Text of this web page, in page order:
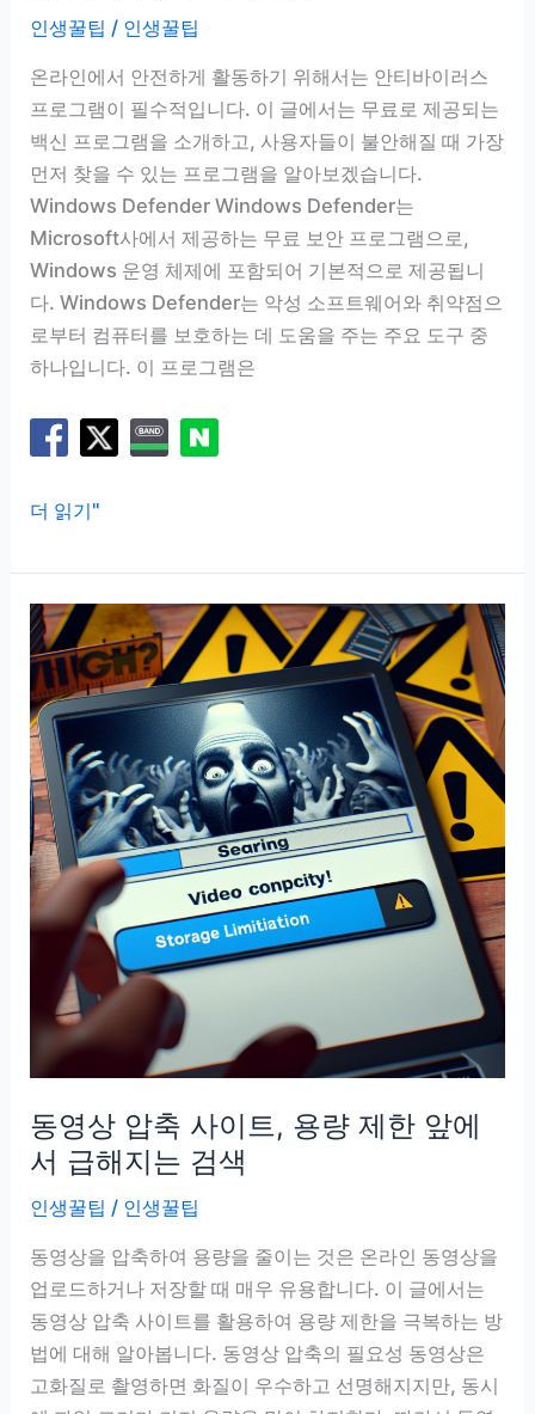
인생꿀팁 / 인생꿀팁
온라인에서 안전하게 활동하기 위해서는 안티바이러스
프로그램이 필수적입니다. 이 글에서는 무료로 제공되는
백신 프로그램을 소개하고, 사용자들이 불안해질 때 가장
먼저 찾을 수 있는 프로그램을 알아보겠습니다.
Windows Defender Windows Defender는
Microsoft사에서 제공하는 무료 보안 프로그램으로,
Windows 운영 체제에 포함되어 기본적으로 제공됩니
다. Windows Defender는 악성 소프트웨어와 취약점으
로부터 컴퓨터를 보호하는 데 도움을 주는 주요 도구 중
하나입니다. 이 프로그램은
무
백
신
다
운
로
드,
불
안
해
질
때
가
저
찾
프
로
램
더 읽기"
동영상 압축 사이트, 용량 제한 앞에
서 급해지는 검색
인생꿀팁 / 인생꿀팁
동영상을 압축하여 용량을 줄이는 것은 온라인 동영상을
업로드하거나 저장할 때 매우 유용합니다. 이 글에서는
동영상 압축 사이트를 활용하여 용량 제한을 극복하는 방
법에 대해 알아봅니다. 동영상 압축의 필요성 동영상은
고화질로 촬영하면 화질이 우수하고 선명해지지만, 동시